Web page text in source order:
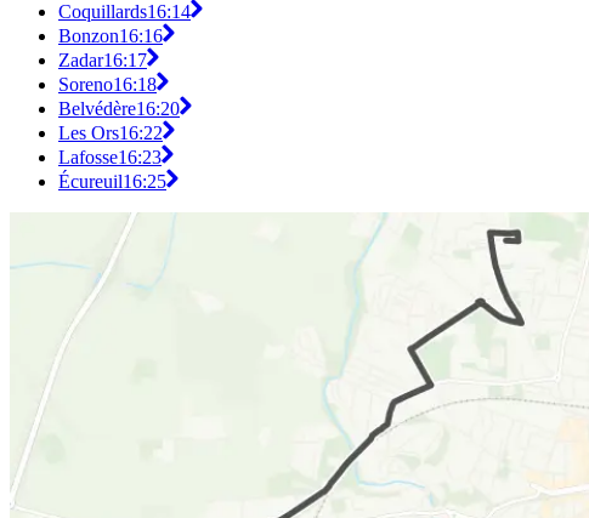
Coquillards16:14
Bonzon16:16
Zadar16:17
Soreno16:18
Belvédère16:20
Les Ors16:22
Lafosse16:23
Écureuil16:25